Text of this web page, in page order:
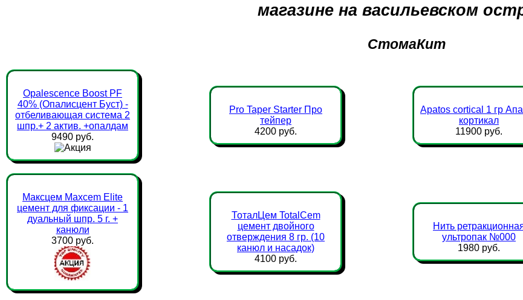
магазине на васильевском
СтомаКит
Opalescence Boost PF
40% (Опалисцент Буст) -
отбеливающая система 2
шпр.+ 2 актив. +опалдам
9490 руб.
Pro Taper Starter Про
тейпер
4200 руб.
Apatos cortical 1 гр
кортикал
11900 руб.
Максцем Maxcem Elite
цемент для фиксации - 1
дуальный шпр. 5 г. +
канюли
3700 руб.
ТоталЦем TotalCem
цемент двойного
отверждения 8 гр. (10
канюл и насадок)
4100 руб.
Нить
ультропак №000
1980 руб.